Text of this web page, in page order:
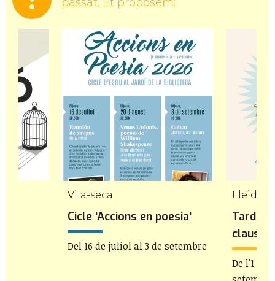
Vila-seca
Cicle 'Accions en poesia'
Del 16 de juliol al 3 de setembre
Lleida
Tardes
De l'1 de